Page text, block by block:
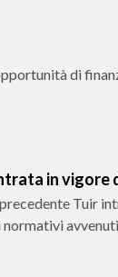
di
in vigore
Tuir